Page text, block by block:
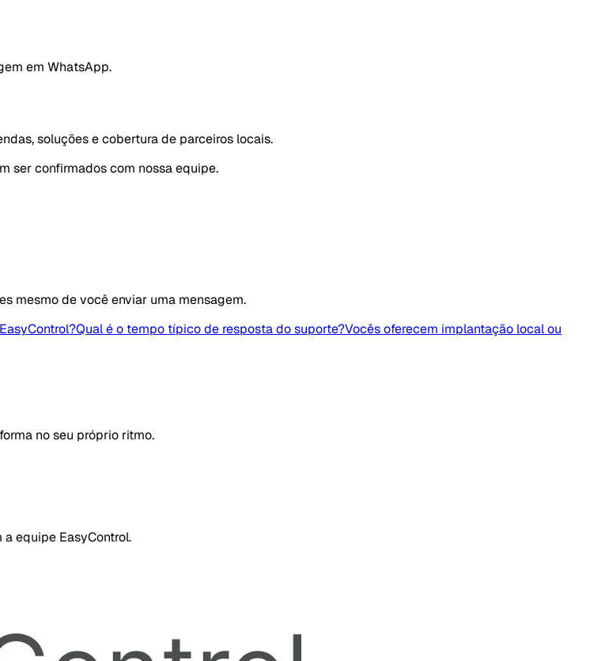
em WhatsApp.
soluções e cobertura de parceiros locais.
ser confirmados com nossa equipe.
mesmo de você enviar uma mensagem.
Qual é o tempo típico de resposta do suporte?Vocês oferecem implantação local ou
no seu próprio ritmo.
equipe EasyControl.